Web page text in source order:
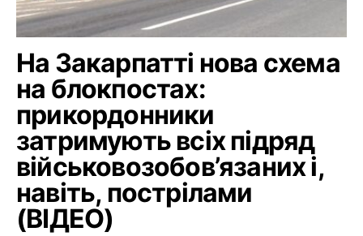
На Закарпатті нова схема
на блокпостах:
прикордонники
затримують всіх підряд
військовозобов’язаних і,
навіть, пострілами
(ВІДЕО)